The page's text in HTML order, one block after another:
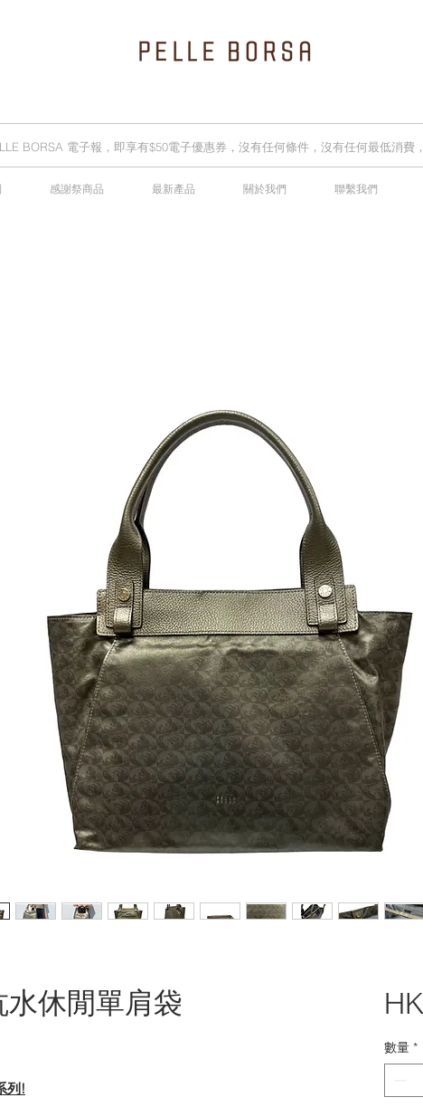
BORSA 電子報，即享有$50電子優惠券，沒有任何條件，沒有任何最低消費
感謝祭商品 最新產品 關於我們 聯繫我們
休閒單肩袋
列!
數量 *